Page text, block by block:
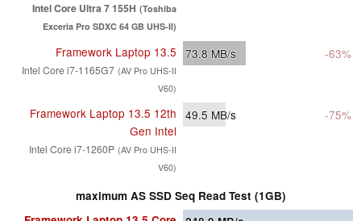
Intel Core Ultra 7 155H (Toshiba
Exceria Pro SDXC 64 GB UHS-II)
Framework Laptop 13.5
Intel Core i7-1165G7 (AV Pro UHS-II
V60)
73.8 MB/s -63%
Framework Laptop 13.5 12th
Gen Intel
Intel Core i7-1260P (AV Pro UHS-II
V60)
49.5 MB/s -75%
maximum AS SSD Seq Read Test (1GB)